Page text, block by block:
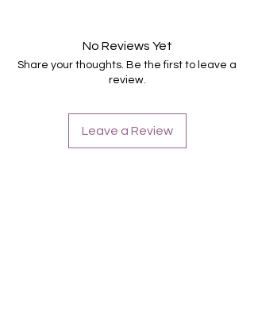
Halten bis zu 14 Tage
Farbe: Rot, Glitter
Tragefoto zeigt Burgundy Blizzard mit
No Reviews Yet
Share your thoughts. Be the first to leave a
review.
Leave a Review